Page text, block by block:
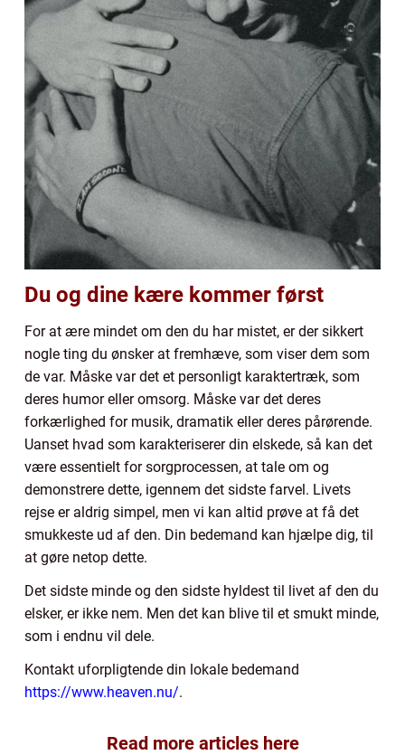
Du og dine kære kommer først
For at ære mindet om den du har mistet, er der sikkert
nogle ting du ønsker at fremhæve, som viser dem som
de var. Måske var det et personligt karaktertræk, som
deres humor eller omsorg. Måske var det deres
forkærlighed for musik, dramatik eller deres pårørende.
Uanset hvad som karakteriserer din elskede, så kan det
være essentielt for sorgprocessen, at tale om og
demonstrere dette, igennem det sidste farvel. Livets
rejse er aldrig simpel, men vi kan altid prøve at få det
smukkeste ud af den. Din bedemand kan hjælpe dig, til
at gøre netop dette.
Det sidste minde og den sidste hyldest til livet af den du
elsker, er ikke nem. Men det kan blive til et smukt minde,
som i endnu vil dele.
Kontakt uforpligtende din lokale bedemand
https://www.heaven.nu/.
Read more articles here